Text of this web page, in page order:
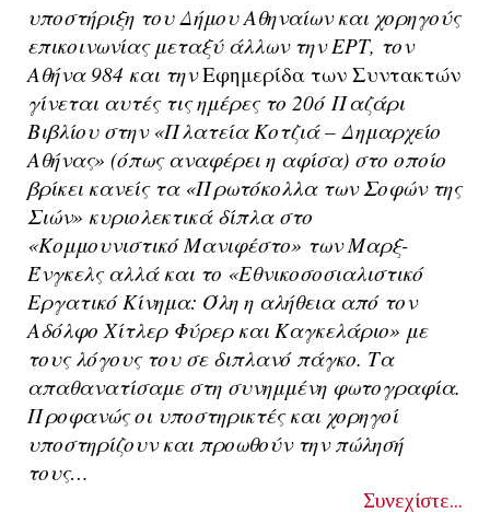
υποστήριξη του Δήμου Αθηναίων και χορηγούς
επικοινωνίας μεταξύ άλλων την ΕΡΤ, τον
Αθήνα 984 και τηνΕφημερίδα των Συντακτών
γίνεται αυτές τις ημέρες το 20ό Παζάρι
Βιβλίου στην «Πλατεία Κοτζιά – Δημαρχείο
Αθήνας» (όπως αναφέρει η αφίσα) στο οποίο
βρίκει κανείς τα «Πρωτόκολλα των Σοφών της
Σιών» κυριολεκτικά δίπλα στο
«Κομμουνιστικό Μανιφέστο» των Μαρξ-
Ένγκελς αλλά και το «Εθνικοσοσιαλιστικό
Εργατικό Κίνημα: Όλη η αλήθεια από τον
Αδόλφο Χίτλερ Φύρερ και Καγκελάριο» με
τους λόγους του σε διπλανό πάγκο. Τα
απαθανατίσαμε στη συνημμένη φωτογραφία.
Προφανώς οι υποστηρικτές και χορηγοί
υποστηρίζουν και προωθούν την πώλησή
τους…
Συνεχίστε...